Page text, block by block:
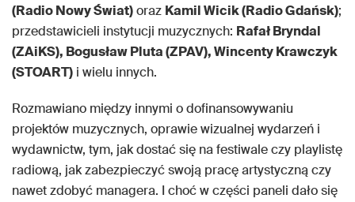
(Radio Nowy Świat)oraz Kamil Wicik (Radio Gdańsk);
przedstawicieli instytucji muzycznych: Rafał Bryndal
(ZAiKS), Bogusław Pluta (ZPAV), Wincenty Krawczyk
(STOART) i wielu innych.
Rozmawiano między innymi o dofinansowywaniu
projektów muzycznych, oprawie wizualnej wydarzeń i
wydawnictw, tym, jak dostać się na festiwale czy playlistę
radiową, jak zabezpieczyć swoją pracę artystyczną czy
nawet zdobyć managera. I choć w części paneli dało się